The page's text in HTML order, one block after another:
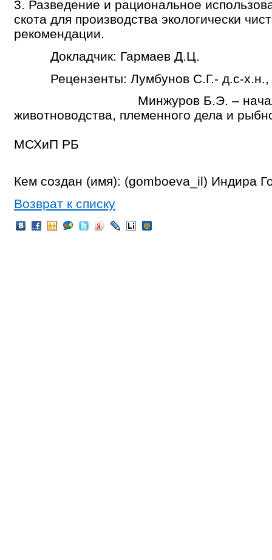
3. Разведение и рациональное
скота для производства экологически
рекомендации.
Докладчик: Гармаев Д.Ц.
Рецензенты: Лумбунов С.Г.- д.с-х.н.,
Минжуров Б.Э. –
животноводства,
МСХиП РБ
Кем создан (имя): (gomboeva_il) Индира
Возврат к списку